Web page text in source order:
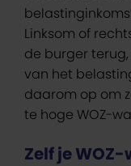
Linksom of
de burger
van het
daarom op om
te hoge WOZ-
Zelf je